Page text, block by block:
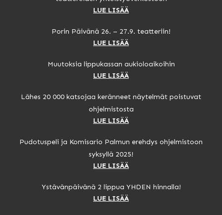
LUE LISÄÄ
Porin Päivänä 26. – 27.9. teatteriin!
LUE LISÄÄ
Muutoksia lippukassan aukioloaikoihin
LUE LISÄÄ
Lähes 20 000 katsojaa keränneet näytelmät poistuvat
ohjelmistosta
LUE LISÄÄ
Pudotuspeli ja Komisario Palmun erehdys ohjelmistoon
syksyllä 2025!
LUE LISÄÄ
Ystävänpäivänä 2 lippua YHDEN hinnalla!
LUE LISÄÄ